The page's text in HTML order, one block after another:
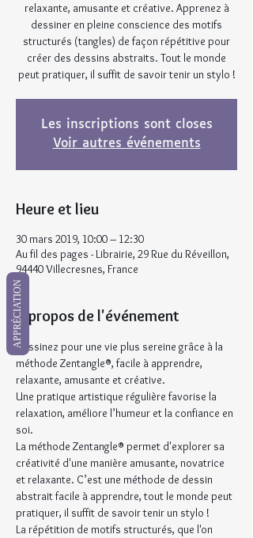
relaxante, amusante et créative. Apprenez à
dessiner en pleine conscience des motifs
structurés (tangles) de façon répétitive pour
créer des dessins abstraits. Tout le monde
peut pratiquer, il suffit de savoir tenir un stylo !
Les inscriptions sont closes
Voir autres événements
Heure et lieu
30 mars 2019, 10:00 – 12:30
Au fil des pages - Librairie, 29 Rue du Réveillon,
94440 Villecresnes, France
À propos de l'événement
Dessinez pour une vie plus sereine grâce à la
méthode Zentangle®, facile à apprendre,
relaxante, amusante et créative.
Une pratique artistique régulière favorise la
relaxation, améliore l’humeur et la confiance en
soi.
La méthode Zentangle® permet d'explorer sa
créativité d'une manière amusante, novatrice
et relaxante. C’est une méthode de dessin
abstrait facile à apprendre, tout le monde peut
pratiquer, il suffit de savoir tenir un stylo !
La répétition de motifs structurés, que l'on
APPRÉCIATION